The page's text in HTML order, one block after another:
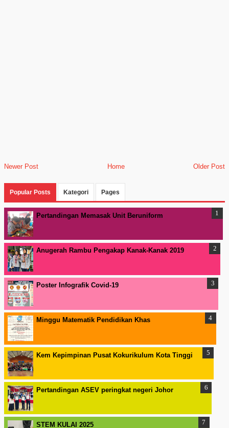
Newer Post Older Post
Home
Popular Posts Kategori Pages
Pertandingan Memasak Unit Beruniform
Anugerah Rambu Pengakap Kanak-Kanak 2019
Poster Infografik Covid-19
Minggu Matematik Pendidikan Khas
Kem Kepimpinan Pusat Kokurikulum Kota Tinggi
Pertandingan ASEV peringkat negeri Johor
STEM KULAI 2025